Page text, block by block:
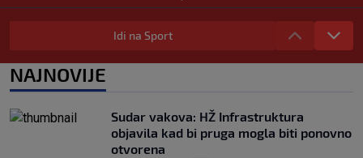
Selidba je jedno od stresnijih iskustava.
Evo aktualnih cijena i nekoliko savjeta
0
automobilom na Hvar iz Zagreba, a
koliko iz Osijeka
VIJESTI 14
Idi na Sport
NAJNOVIJE
Sudar vakova: HŽ Infrastruktura
objavila kad bi pruga mogla biti ponovno
otvorena